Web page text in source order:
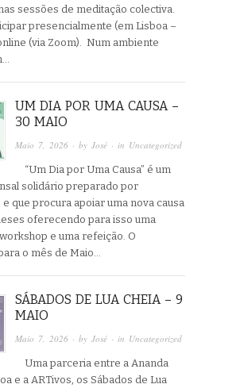
sessões de meditação colectiva.
presencialmente (em Lisboa –
(via Zoom). Num ambiente
UM DIA POR UMA CAUSA –
30 MAIO
Maio 7, 2026 · byJosé · in Uncategorized
“Um Dia por Uma Causa” é um
solidário preparado por
que procura apoiar uma nova causa
oferecendo para isso uma
e uma refeição. O
o mês de Maio…
SÁBADOS DE LUA CHEIA – 9
MAIO
Maio 7, 2026 · byJosé · in Uncategorized
Uma parceria entre a Ananda
e a ARTivos, os Sábados de Lua